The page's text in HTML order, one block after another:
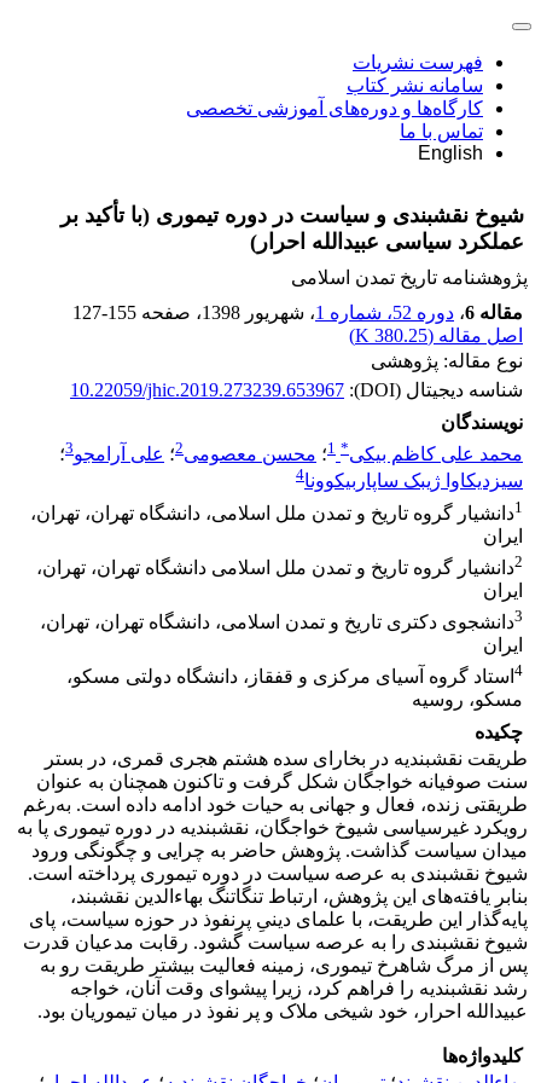
فهرست نشریات
سامانه نشر کتاب
کارگاه‌ها و دوره‌های آموزشی تخصصی
تماس با ما
English
شیوخ نقشبندی و سیاست در دوره تیموری (با تأکید بر
عملکرد سیاسی عبیدالله احرار)
پژوهشنامه تاریخ تمدن اسلامی
مقاله 6
، دوره 52، شماره 1 ، شهریور 1398 ، صفحه 127-155
اصل مقاله (380.25 K
)
نوع مقاله: پژوهشی
شناسه دیجیتال (DOI):
10.22059/jhic.2019.273239.653967
نویسندگان
محمد علی کاظم بیکی*
1؛ محسن معصومی2؛ علی آرامجو3؛
سیزدیکاوا ژیبک ساپاربیکوونا4
1دانشیار گروه تاریخ و تمدن ملل اسلامی، دانشگاه تهران، تهران،
ایران
2دانشیار گروه تاریخ و تمدن ملل اسلامی دانشگاه تهران، تهران،
ایران
3دانشجوی دکتری تاریخ و تمدن اسلامی، دانشگاه تهران، تهران،
ایران
4 استاد گروه آسیای مرکزی و قفقاز، دانشگاه دولتی مسکو،
مسکو، روسیه
چکیده
طریقت نقشبندیه در بخارای سده هشتم هجری قمری، در بستر
سنت صوفیانه خواجگان شکل گرفت و تاکنون همچنان به عنوان
طریقتی زنده، فعال و جهانی به حیات خود ادامه داده است. به‌رغم
رویکرد غیرسیاسی شیوخ خواجگان، نقشبندیه در دوره تیموری پا به
میدان سیاست گذاشت. پژوهش حاضر به چرایی و چگونگی ورود
شیوخ نقشبندی به عرصه سیاست در دوره تیموری پرداخته است.
بنابر یافته‌های این پژوهش، ارتباط تنگاتنگ بهاءالدین نقشبند،
پایه‌گذار این طریقت، با علمای دینیِ پرنفوذ در حوزه سیاست، پای
شیوخ نقشبندی را به عرصه سیاست گشود. رقابت مدعیان قدرت
پس از مرگ شاهرخ تیموری، زمینه فعالیت بیشتر طریقت رو به
رشد نقشبندیه را فراهم کرد، زیرا پیشوای وقت آنان، خواجه
عبیدالله احرار، خود شیخی ملاک و پر نفوذ در میان تیموریان بود.
کلیدواژه‌ها